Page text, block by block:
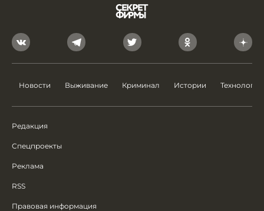
Новости Выживание Криминал Истории Технологии
Редакция
Спецпроекты
Реклама
RSS
Правовая информация